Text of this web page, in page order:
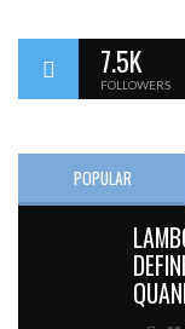
7.5K
FOLLOWERS
POPULAR